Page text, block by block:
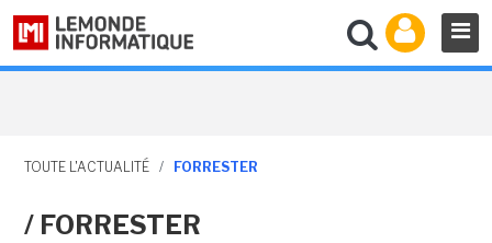
TOUTE L'ACTUALITÉ / FORRESTER
/ FORRESTER